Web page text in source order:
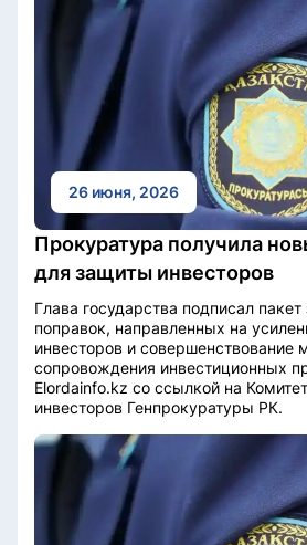
26 июня, 2026
Прокуратура получила
для защиты инвесторов
Глава государства подписал
поправок, направленных на
инвесторов и совершенствование
сопровождения инвестиционных
Elordainfo.kz со ссылкой на
инвесторов Генпрокуратуры РК.